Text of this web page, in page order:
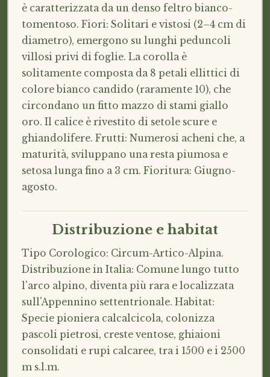
è caratterizzata da un denso feltro bianco-
tomentoso. Fiori: Solitari e vistosi (2–4 cm di
diametro), emergono su lunghi peduncoli
villosi privi di foglie. La corolla è
solitamente composta da 8 petali ellittici di
colore bianco candido (raramente 10), che
circondano un fitto mazzo di stami giallo
oro. Il calice è rivestito di setole scure e
ghiandolifere. Frutti: Numerosi acheni che, a
maturità, sviluppano una resta piumosa e
setosa lunga fino a 3 cm. Fioritura: Giugno-
agosto.
Distribuzione e habitat
Tipo Corologico: Circum-Artico-Alpina.
Distribuzione in Italia: Comune lungo tutto
l'arco alpino, diventa più rara e localizzata
sull'Appennino settentrionale. Habitat:
Specie pioniera calcalcicola, colonizza
pascoli pietrosi, creste ventose, ghiaioni
consolidati e rupi calcaree, tra i 1500 e i 2500
m s.l.m.